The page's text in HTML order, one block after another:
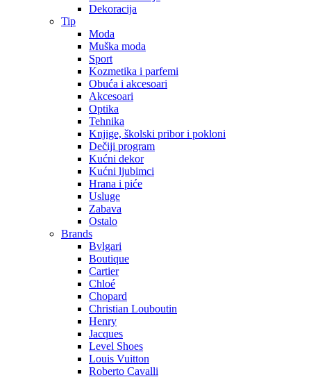
Dekoracija
Tip
Moda
Muška moda
Sport
Kozmetika i parfemi
Obuća i akcesoari
Akcesoari
Optika
Tehnika
Knjige, školski pribor i pokloni
Dečiji program
Kućni dekor
Kućni ljubimci
Hrana i piće
Usluge
Zabava
Ostalo
Brands
Bvlgari
Boutique
Cartier
Chloé
Chopard
Christian Louboutin
Henry
Jacques
Level Shoes
Louis Vuitton
Roberto Cavalli